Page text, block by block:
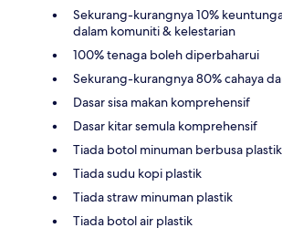
Sekurang-kurangnya 10%
dalam komuniti & kelestarian
100% tenaga boleh diperbaharui
Sekurang-kurangnya 80% cahaya
Dasar sisa makan komprehensif
Dasar kitar semula komprehensif
Tiada botol minuman berbusa plastik
Tiada sudu kopi plastik
Tiada straw minuman plastik
Tiada botol air plastik